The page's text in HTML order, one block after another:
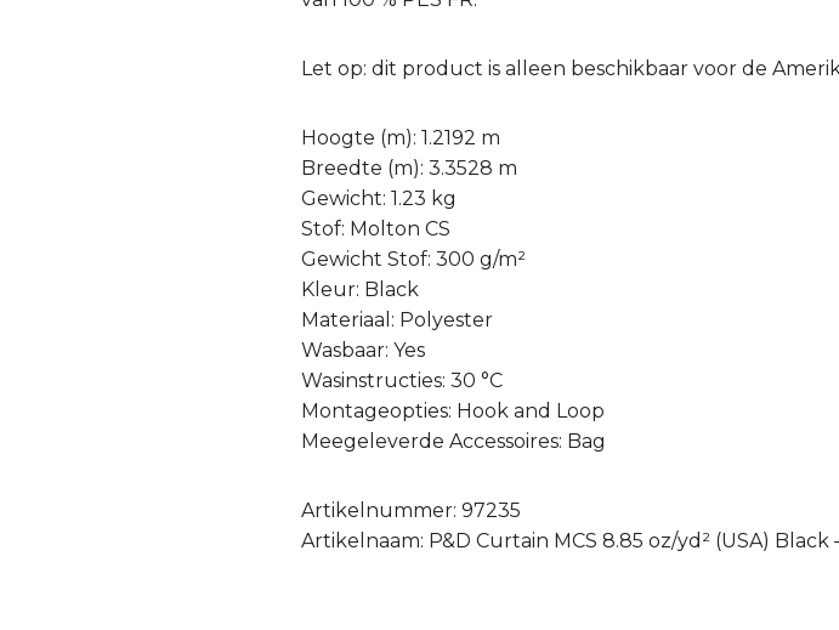
Let op: dit product is alleen beschikbaar voor de
Hoogte (m): 1.2192 m
Breedte (m): 3.3528 m
Gewicht: 1.23 kg
Stof: Molton CS
Gewicht Stof: 300 g/m²
Kleur: Black
Materiaal: Polyester
Wasbaar: Yes
Wasinstructies: 30 °C
Montageopties: Hook and Loop
Meegeleverde Accessoires: Bag
Artikelnummer: 97235
Artikelnaam: P&D Curtain MCS 8.85 oz/yd² (USA) Black –